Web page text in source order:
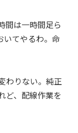
間は一時間足ら
いてやるわ。命
わりない。純正
ど、配線作業を